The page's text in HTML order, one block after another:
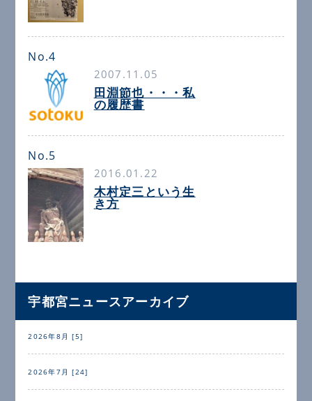
No.4
2007.11.05
田淵節也・・・私
の履歴書
No.5
2016.01.22
木村定三という生
き方
宇都宮ニュースアーカイブ
2026年8月 [5]
2026年7月 [24]